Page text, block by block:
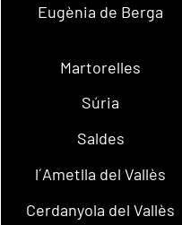
Eugènia de Berga
Martorelles
Súria
Saldes
l´Ametlla del Vallès
Cerdanyola del Vallès